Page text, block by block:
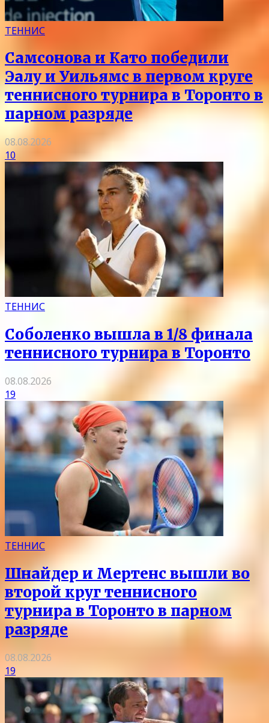
ТЕННИС
Самсонова и Като победили
Эалу и Уильямс в первом круге
теннисного турнира в Торонто в
парном разряде
08.08.2026
10
ТЕННИС
Соболенко вышла в 1/8 финала
теннисного турнира в Торонто
08.08.2026
19
ТЕННИС
Шнайдер и Мертенс вышли во
второй круг теннисного
турнира в Торонто в парном
разряде
08.08.2026
19